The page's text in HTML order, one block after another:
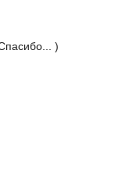
)